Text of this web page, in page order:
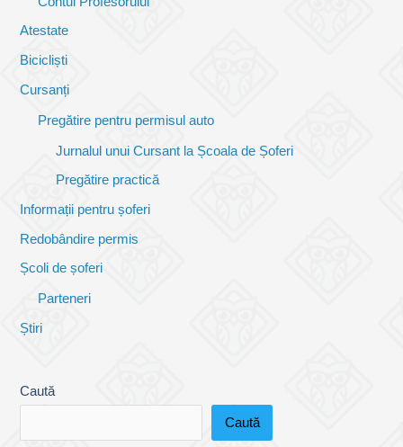
Atestate
Bicicliști
Cursanți
Pregătire pentru permisul auto
Jurnalul unui Cursant la Școala de Șoferi
Pregătire practică
Informații pentru șoferi
Redobândire permis
Școli de șoferi
Parteneri
Știri
Caută
Caută